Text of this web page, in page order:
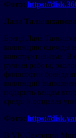
Фото: https://
Лала Талышханова
Бренд Лала
коллекцию одежды
конструктивизма. В
ручная работа,
философии бренда
коллекций
подарить вещам
среды и создавая
Фото: https://
В VK Лектории